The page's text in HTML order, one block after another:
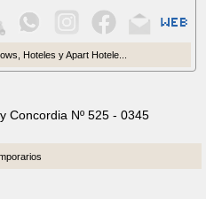
Hoteles y Apart Hotele...
Concordia Nº 525 - 0345